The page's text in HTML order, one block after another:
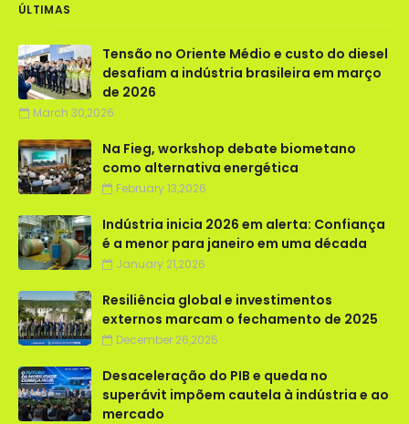
ÚLTIMAS
Tensão no Oriente Médio e custo do diesel
desafiam a indústria brasileira em março
de 2026
March 30,2026
Na Fieg, workshop debate biometano
como alternativa energética
February 13,2026
Indústria inicia 2026 em alerta: Confiança
é a menor para janeiro em uma década
January 21,2026
Resiliência global e investimentos
externos marcam o fechamento de 2025
December 26,2025
Desaceleração do PIB e queda no
superávit impõem cautela à indústria e ao
mercado